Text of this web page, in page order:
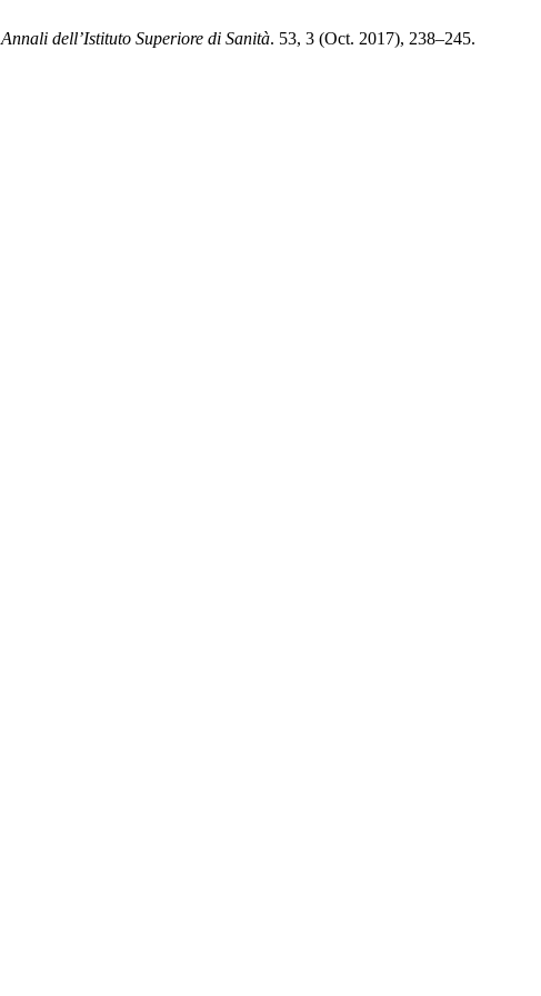
Annali dell’Istituto Superiore di Sanità. 53, 3 (Oct. 2017), 238–245.